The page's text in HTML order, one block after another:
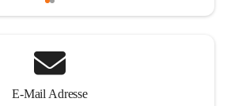
E-Mail Adresse